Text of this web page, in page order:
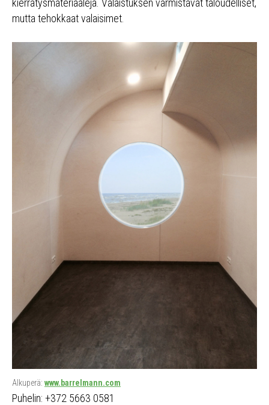
kierrätysmateriaaleja. Valaistuksen varmistavat taloudelliset,
mutta tehokkaat valaisimet.
Alkuperä: www.barrelmann.com
Puhelin: +372 5663 0581